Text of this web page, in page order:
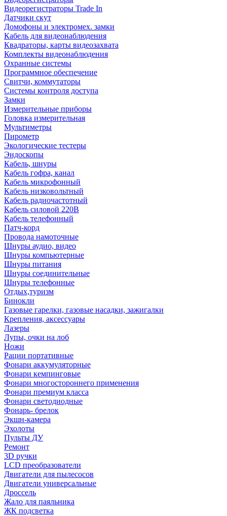
Видеорегистраторы Trade In
Датчики скут
Домофоны и электромех. замки
Кабель для видеонаблюдения
Квадраторы, карты видеозахвата
Комплекты видеонаблюдения
Охранные системы
Программное обеспечение
Свитчи, коммутаторы
Системы контроля доступа
Замки
Измерительные приборы
Головка измерительная
Мультиметры
Пирометр
Экологические тестеры
Эндоскопы
Кабель, шнуры
Кабель гофра, канал
Кабель микрофонный
Кабель низковольтный
Кабель радиочастотный
Кабель силовой 220В
Кабель телефонный
Патч-корд
Провода намоточные
Шнуры аудио, видео
Шнуры компьютерные
Шнуры питания
Шнуры соединительные
Шнуры телефонные
Отдых,туризм
Бинокли
Газовые гарелки, газовые насадки, зажигалки
Крепления, аксессуары
Лазеры
Лупы, очки на лоб
Ножи
Рации портативные
Фонари аккумуляторные
Фонари кемпинговые
Фонари многостороннего применения
Фонари премиум класса
Фонари светодиодные
Фонарь- брелок
Экшн-камера
Эхолоты
Пульты ДУ
Ремонт
3D ручки
LCD преобразователи
Двигатели для пылесосов
Двигатели универсальные
Дроссель
Жало для паяльника
ЖК подсветка